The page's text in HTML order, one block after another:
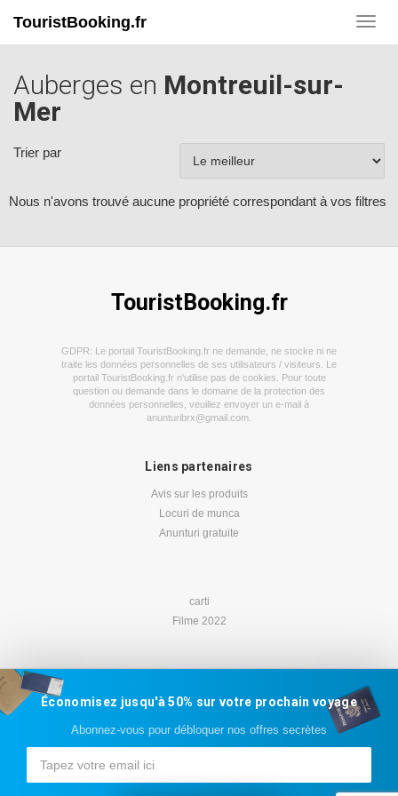
TouristBooking.fr
Auberges en Montreuil-sur-
Mer
Trier par
Nous n'avons trouvé aucune propriété correspondant à vos filtres
TouristBooking.fr
GDPR: Le portail TouristBooking.fr ne demande, ne stocke ni ne
traite les données personnelles de ses utilisateurs / visiteurs. Le
portail TouristBooking.fr n'utilise pas de cookies. Pour toute
question ou demande dans le domaine de la protection des
données personnelles, veuillez envoyer un e-mail à
anunturibrx@gmail.com
Liens partenaires
Avis sur les produits
Locuri de munca
Anunturi gratuite
carti
Filme 2022
Économisez jusqu'à 50% sur votre prochain voyage
Abonnez-vous pour débloquer nos offres secrètes